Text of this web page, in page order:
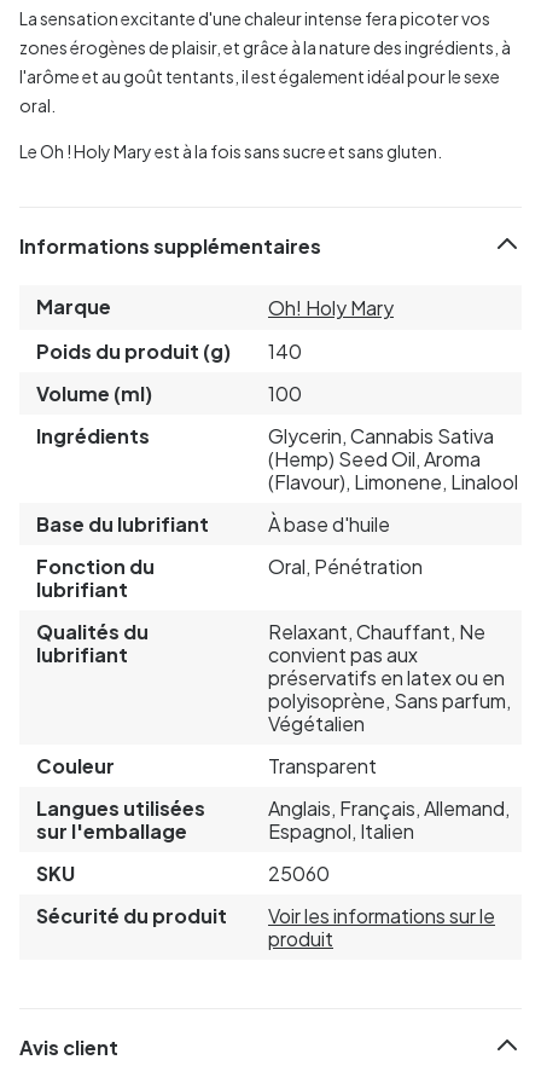
La sensation excitante d'une chaleur intense fera picoter vos
zones érogènes de plaisir, et grâce à la nature des ingrédients, à
l'arôme et au goût tentants, il est également idéal pour le sexe
oral.
Le Oh ! Holy Mary est à la fois sans sucre et sans gluten.
Informations supplémentaires
Marque
Oh! Holy Mary
Poids du produit (g)
140
Volume (ml)
100
Ingrédients
Glycerin, Cannabis Sativa
(Hemp) Seed Oil, Aroma
(Flavour), Limonene, Linalool
Base du lubrifiant
À base d'huile
Fonction du
lubrifiant
Oral, Pénétration
Qualités du
lubrifiant
Relaxant, Chauffant, Ne
convient pas aux
préservatifs en latex ou en
polyisoprène, Sans parfum,
Végétalien
Couleur
Transparent
Langues utilisées
sur l'emballage
Anglais, Français, Allemand,
Espagnol, Italien
SKU
25060
Sécurité du produit
Voir les informations sur le
produit
Avis client